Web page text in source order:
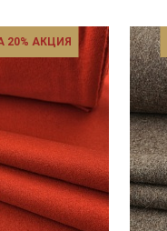
20% АКЦИЯ
обработки персональных
обработку персональных